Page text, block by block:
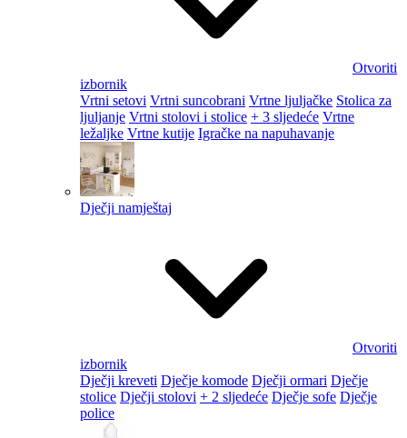
Otvoriti
izbornik
Vrtni setovi Vrtni suncobrani Vrtne ljuljačke Stolica za
ljuljanje Vrtni stolovi i stolice + 3 sljedeće Vrtne
ležaljke Vrtne kutije Igračke na napuhavanje
Dječji namještaj
Otvoriti
izbornik
Dječji kreveti Dječje komode Dječji ormari Dječje
stolice Dječji stolovi + 2 sljedeće Dječje sofe Dječje
police